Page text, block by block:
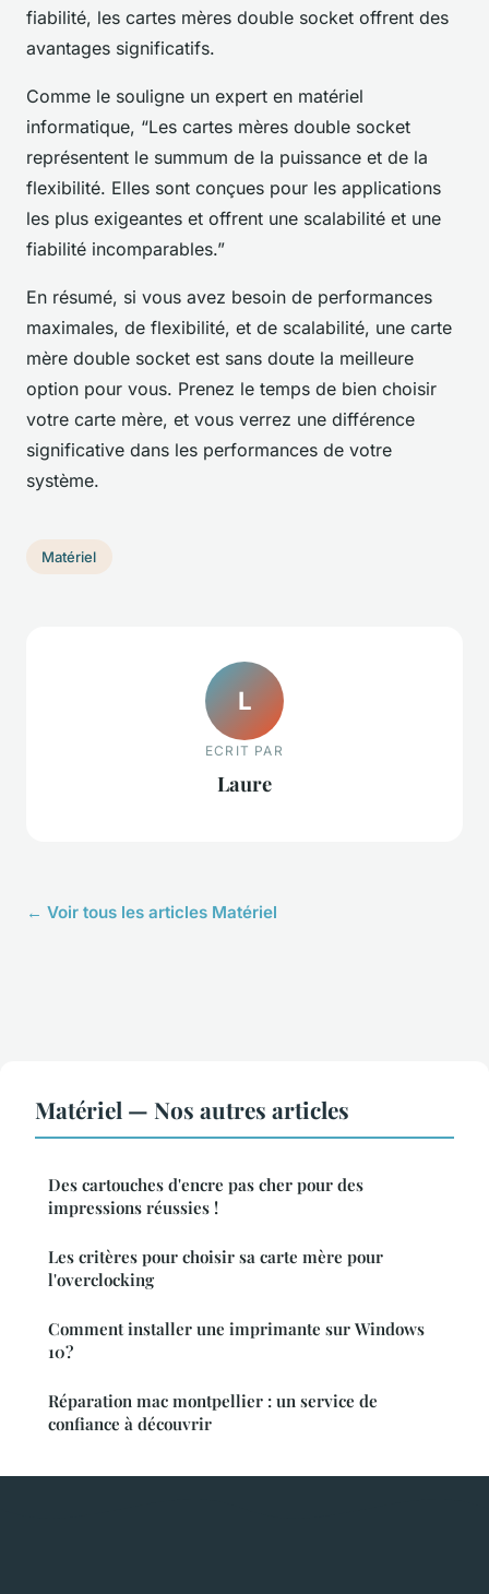
fiabilité, les cartes mères double socket offrent des
avantages significatifs.
Comme le souligne un expert en matériel
informatique, “Les cartes mères double socket
représentent le summum de la puissance et de la
flexibilité. Elles sont conçues pour les applications
les plus exigeantes et offrent une scalabilité et une
fiabilité incomparables.”
En résumé, si vous avez besoin de performances
maximales, de flexibilité, et de scalabilité, une carte
mère double socket est sans doute la meilleure
option pour vous. Prenez le temps de bien choisir
votre carte mère, et vous verrez une différence
significative dans les performances de votre
système.
Matériel
L
ECRIT PAR
Laure
← Voir tous les articles Matériel
Matériel — Nos autres articles
Des cartouches d'encre pas cher pour des
impressions réussies !
Les critères pour choisir sa carte mère pour
l'overclocking
Comment installer une imprimante sur Windows
10?
Réparation mac montpellier : un service de
confiance à découvrir